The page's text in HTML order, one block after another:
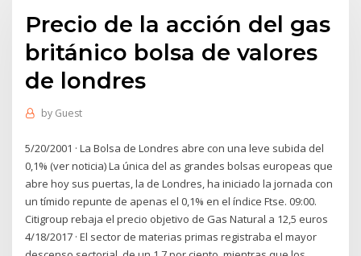
Precio de la acción del gas
británico bolsa de valores
de londres
by Guest
5/20/2001 · La Bolsa de Londres abre con una leve subida del
0,1% (ver noticia) La única del as grandes bolsas europeas que
abre hoy sus puertas, la de Londres, ha iniciado la jornada con
un tímido repunte de apenas el 0,1% en el índice Ftse. 09:00.
Citigroup rebaja el precio objetivo de Gas Natural a 12,5 euros
4/18/2017 · El sector de materias primas registraba el mayor